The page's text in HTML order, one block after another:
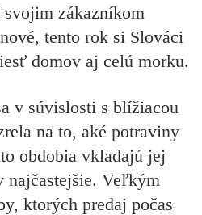
svojim zákazníkom
tento rok si Slováci
domov aj celú morku.
v súvislosti s blížiacou
na to, aké potraviny
obdobia vkladajú jej
najčastejšie. Veľkým
ktorých predaj počas